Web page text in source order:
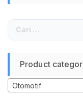
Cari
untuk:
Product
Otomotif